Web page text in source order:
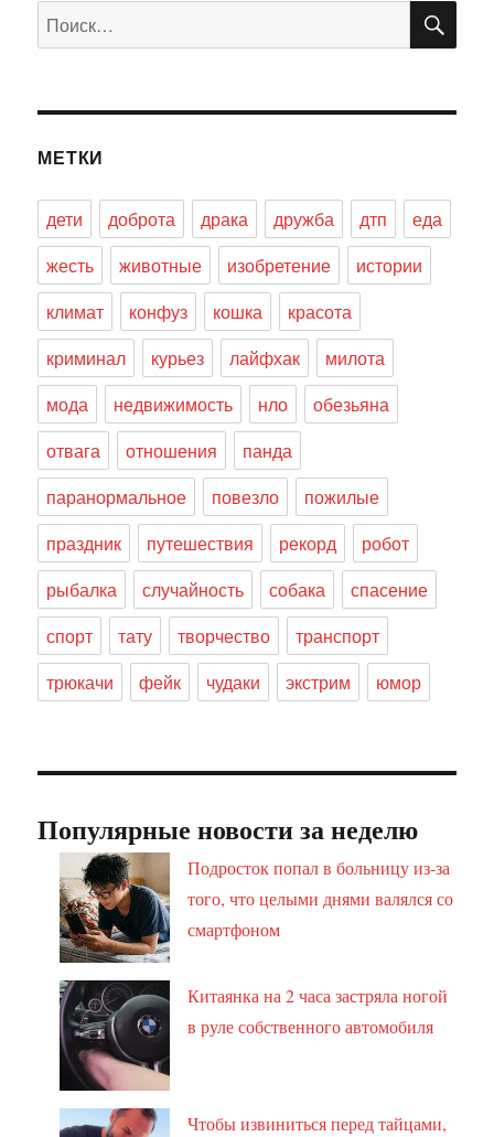
Искать:
МЕТКИ
дети доброта драка дружба дтп
еда
жесть
животные изобретение
истории
климат
конфуз кошка
красота
криминал
курьез лайфхак
милота
мода
недвижимость нло
обезьяна
отвага
отношения
панда
паранормальное
повезло
пожилые
праздник
путешествия рекорд
робот
рыбалка
случайность собака
спасение
спорт
тату творчество
транспорт
трюкачи
фейк чудаки экстрим юмор
Популярные новости за неделю
Подросток попал в больницу из-за
того, что целыми днями валялся со
смартфоном
Китаянка на 2 часа застряла ногой
в руле собственного автомобиля
Чтобы извиниться перед тайцами,